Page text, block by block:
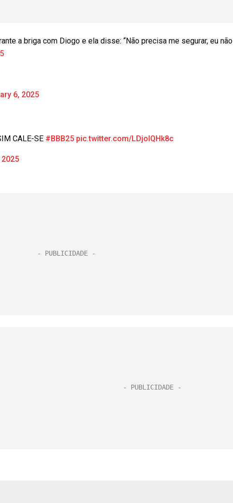
a briga com Diogo e ela disse: “Não precisa me segurar, eu não
6, 2025
CALE-SE #BBB25 pic.twitter.com/LDjolQHk8c